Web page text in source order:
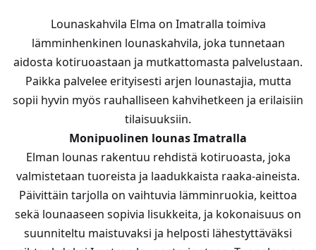
Lounaskahvila Elma on Imatralla toimiva
lämminhenkinen lounaskahvila, joka tunnetaan
aidosta kotiruoastaan ja mutkattomasta palvelustaan.
Paikka palvelee erityisesti arjen lounastajia, mutta
sopii hyvin myös rauhalliseen kahvihetkeen ja erilaisiin
tilaisuuksiin.
Monipuolinen lounas Imatralla
Elman lounas rakentuu rehdistä kotiruoasta, joka
valmistetaan tuoreista ja laadukkaista raaka-aineista.
Päivittäin tarjolla on vaihtuvia lämminruokia, keittoa
sekä lounaaseen sopivia lisukkeita, ja kokonaisuus on
suunniteltu maistuvaksi ja helposti lähestyttäväksi